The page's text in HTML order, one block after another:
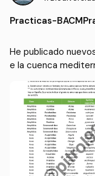
a
Practicas-
He publicado
e la cuenca